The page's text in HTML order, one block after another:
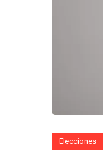
Elecciones